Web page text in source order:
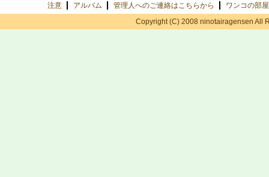
注意
アルバム 管理人へのご連絡はこちらから
ワンコの部屋
Copyright (C) 2008 ninotairagensen All